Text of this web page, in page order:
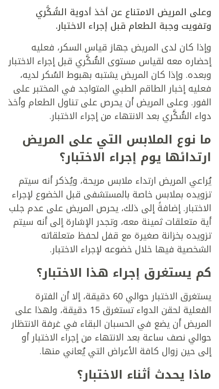
وعلى المريض الامتناع عن أخذ أدوية السُّكَّري
وتفويت وجبة الطعام قبل إجراء الاختبار.
وإذا كان لدى المريض جهاز قياس السكر، فعليه
إحضاره معه لقياس مستوى السُّكَّري قبل إجراء الاختبار
وبعده. وإذا كان المريض يشتبه بهبوط السُكر لديه،
فعليه إخبار الطاقم الطبي المتواجد في المختبر على
الفور. وعلى المريض أن يحرص على تناول الطعام وأخذ
دواء السُّكَّري بعد الانتهاء من إجراء الاختبار.
ما نوع الملابس التي على المريض
ارتدائها يوم إجراء الاختبار؟
يُراعي المريض ارتداء ملابس مريحة، ويُذكر أنه سيتم
تزويده بملابس خاصة بالمستشفى قبل الخضوع لإجراء
الاختبار. إضافةً إلى ذلك، يحرص المريض على عدم جلب
أية متعلقات ثمينة معه، وتجدر الإشارة إلى أنه سيتم
تزويده بخزانة صغيرة مع قفل لحفظ متعلقاته
الشخصية فيها خلال خضوعه لإجراء الاختبار.
كم يستغرق إجراء هذا الاختبار؟
يستغرق الاختبار حوالي 60 دقيقة، إلا أن الفترة
الفعلية لحقن الدواء تستغرق 15 دقيقة، ولهذا على
المريض أن يضع في الحسبان البقاء في غرفة الانتظار
حوالي نصف ساعة بعد الانتهاء من إجراء الاختبار أو
إلى حين زوال كافة الأعراض التي يُعاني منها.
ماذا يحدث أثناء الاختبار؟